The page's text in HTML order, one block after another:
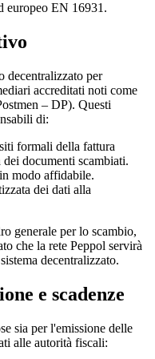
europeo EN 16931.
decentralizzato per
accreditati noti come
– DP). Questi
di:
formali della fattura
documenti scambiati.
modo affidabile.
dei dati alla
generale per lo scambio,
che la rete Peppol servirà
decentralizzato.
e scadenze
sia per l'emissione delle
alle autorità fiscali: